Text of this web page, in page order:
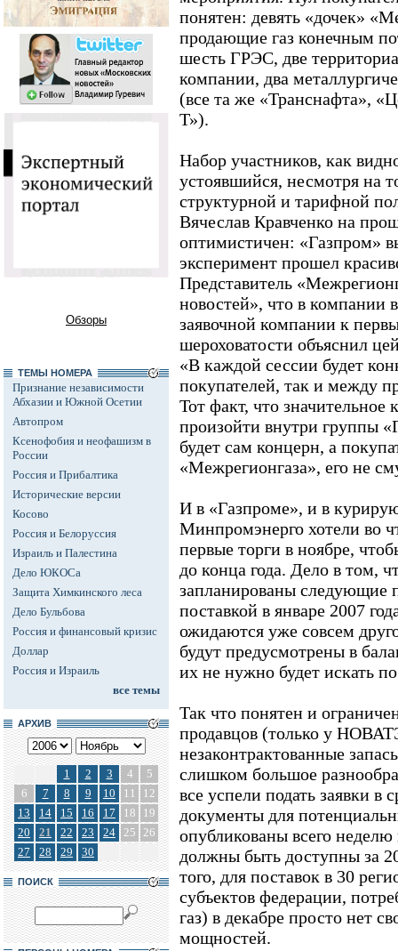
Обзоры
ТЕМЫ НОМЕРА
Признание независимости
Абхазии и Южной Осетии
Автопром
Ксенофобия и неофашизм в
России
Россия и Прибалтика
Исторические версии
Косово
Россия и Белоруссия
Израиль и Палестина
Дело ЮКОСа
Защита Химкинского леса
Дело Бульбова
Россия и финансовый кризис
Доллар
Россия и Израиль
все темы
АРХИВ
1 2 3 4
5
6
7 8 9 10 11
12
13
14 15 16 17 18
19
20
21 22 23 24 25 26
27
28 29 30
ПОИСК
понятен: девять «дочек»
продающие газ конечным
шесть ГРЭС, две
компании, два
(все та же «Транснафта»,
Т»).
Набор участников, как
устоявшийся, несмотря на
структурной и тарифной
Вячеслав Кравченко на
оптимистичен: «Газпром»
эксперимент прошел
Представитель
новостей», что в компании
заявочной компании к
шероховатости объяснил
«В каждой сессии будет
покупателей, так и между
Тот факт, что значительное
произойти внутри группы
будет сам концерн, а
«Межрегионгаза», его не
И в «Газпроме», и в
Минпромэнерго хотели во
первые торги в ноябре,
до конца года. Дело в том,
запланированы следующие
поставкой в январе 2007
ожидаются уже совсем
будут предусмотрены в
их не нужно будет искать
Так что понятен и
продавцов (только у
незаконтрактованные
слишком большое
все успели подать заявки
документы для
опубликованы всего
должны быть доступны за
того, для поставок в 30
субъектов федерации,
газ) в декабре просто нет
мощностей.